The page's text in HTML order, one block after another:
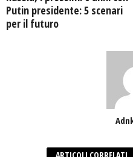
Putin presidente: 5 scenari
per il futuro